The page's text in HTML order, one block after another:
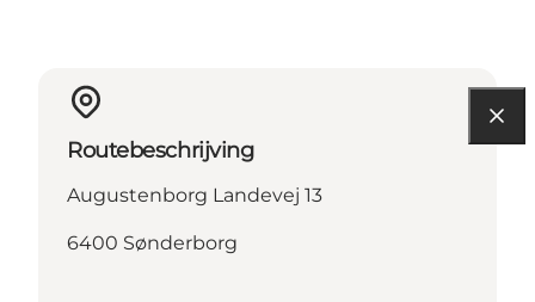
Routebeschrijving
Augustenborg Landevej 13
6400 Sønderborg